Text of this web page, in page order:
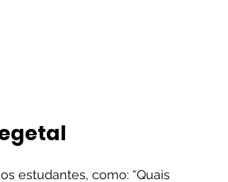
estudantes, como: “Quais